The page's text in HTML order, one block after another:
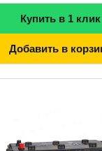
Купить в 1 клик
Добавить в